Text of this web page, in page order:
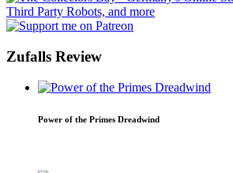
Zufalls Review
Power of the Primes Dreadwind